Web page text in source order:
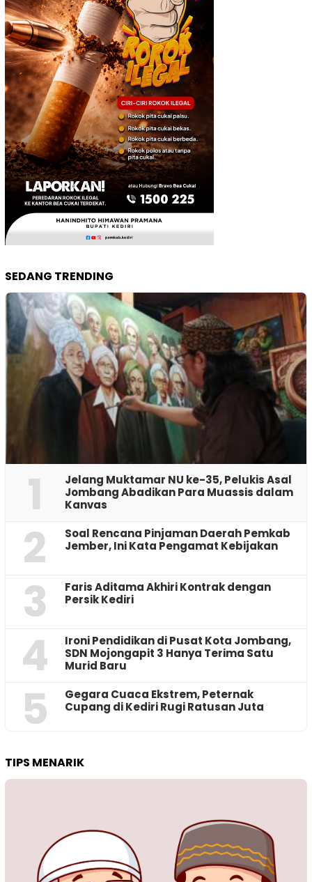
SEDANG TRENDING
1
Jelang Muktamar NU ke-35, Pelukis Asal
Jombang Abadikan Para Muassis dalam
Kanvas
2
‎Soal Rencana Pinjaman Daerah Pemkab
Jember, Ini Kata Pengamat Kebijakan ‎
3
Faris Aditama Akhiri Kontrak dengan
Persik Kediri
4
Ironi Pendidikan di Pusat Kota Jombang,
SDN Mojongapit 3 Hanya Terima Satu
Murid Baru
5
‎Gegara Cuaca Ekstrem, Peternak
Cupang di Kediri Rugi Ratusan Juta
TIPS MENARIK